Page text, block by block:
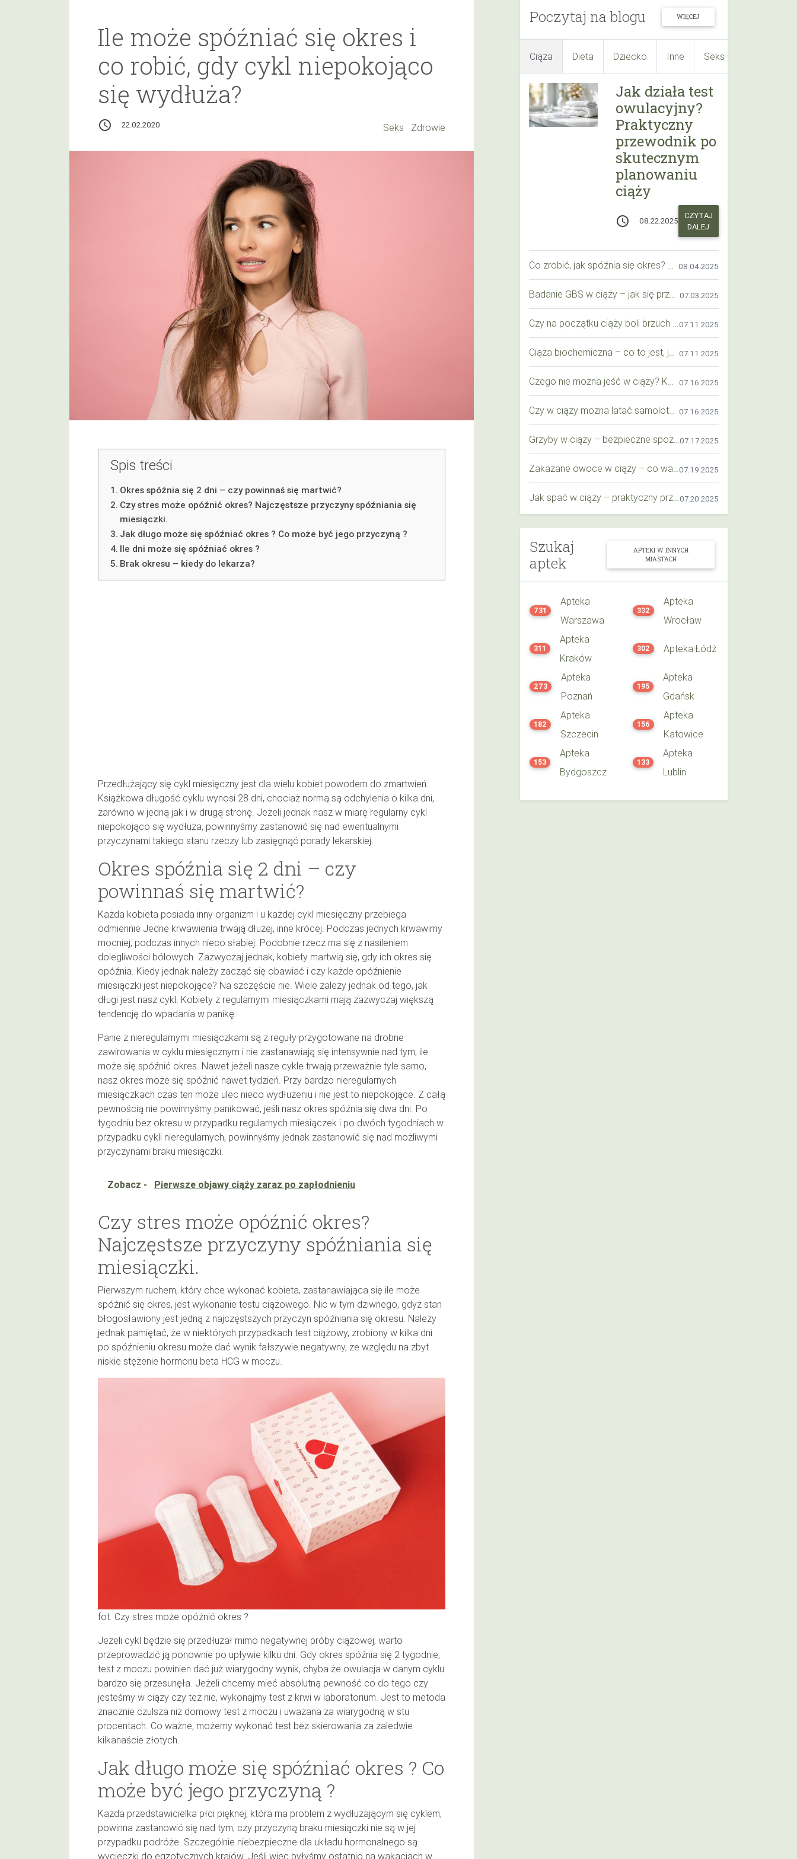
Poczytaj na blogu WIĘCEJ
Ciąża Dieta Dziecko Inne Seks
Jak działa test
owulacyjny?
Praktyczny
przewodnik po
skutecznym
planowaniu
ciąży
access_time 08.22.2025
CZYTAJ
DALEJ
08.04.2025
07.03.2025
07.11.2025
07.11.2025
07.16.2025
07.16.2025
07.17.2025
07.19.2025
07.20.2025
Szukaj
aptek
APTEKI W INNYCH
MIASTACH
731
Apteka
Warszawa
332
Apteka
Wrocław
311
Apteka
Kraków
302 Apteka Łódź
273
Apteka
Poznań
195
Apteka
Gdańsk
182
Apteka
Szczecin
156
Apteka
Katowice
153
Apteka
Bydgoszcz
133
Apteka
Lublin
Ile może spóźniać się okres i
co robić, gdy cykl niepokojąco
się wydłuża?
access_time 22.02.2020 Seks Zdrowie
Spis treści
Okres spóźnia się 2 dni – czy powinnaś się martwić?
Czy stres może opóźnić okres? Najczęstsze przyczyny spóźniania się
miesiączki.
Jak długo może się spóźniać okres ? Co może być jego przyczyną ?
Ile dni może się spóźniać okres ?
Brak okresu – kiedy do lekarza?
Przedłużający się cykl miesięczny jest dla wielu kobiet powodem do zmartwień.
Książkowa długość cyklu wynosi 28 dni, chociaż normą są odchylenia o kilka dni,
zarówno w jedną jak i w drugą stronę. Jeżeli jednak nasz w miarę regularny cykl
niepokojąco się wydłuża, powinnyśmy zastanowić się nad ewentualnymi
przyczynami takiego stanu rzeczy lub zasięgnąć porady lekarskiej.
Okres spóźnia się 2 dni – czy
powinnaś się martwić?
Każda kobieta posiada inny organizm i u każdej cykl miesięczny przebiega
odmiennie Jedne krwawienia trwają dłużej, inne krócej. Podczas jednych krwawimy
mocniej, podczas innych nieco słabiej. Podobnie rzecz ma się z nasileniem
dolegliwości bólowych. Zazwyczaj jednak, kobiety martwią się, gdy ich okres się
opóźnia. Kiedy jednak należy zacząć się obawiać i czy każde opóźnienie
miesiączki jest niepokojące? Na szczęście nie. Wiele zależy jednak od tego, jak
długi jest nasz cykl. Kobiety z regularnymi miesiączkami mają zazwyczaj większą
tendencję do wpadania w panikę.
Panie z nieregularnymi miesiączkami są z reguły przygotowane na drobne
zawirowania w cyklu miesięcznym i nie zastanawiają się intensywnie nad tym, ile
może się spóźnić okres. Nawet jeżeli nasze cykle trwają przeważnie tyle samo,
nasz okres może się spóźnić nawet tydzień. Przy bardzo nieregularnych
miesiączkach czas ten może ulec nieco wydłużeniu i nie jest to niepokojące. Z całą
pewnością nie powinnyśmy panikować, jeśli nasz okres spóźnia się dwa dni. Po
tygodniu bez okresu w przypadku regularnych miesiączek i po dwóch tygodniach w
przypadku cykli nieregularnych, powinnyśmy jednak zastanowić się nad możliwymi
przyczynami braku miesiączki.
Zobacz - Pierwsze objawy ciąży zaraz po zapłodnieniu
Czy stres może opóźnić okres?
Najczęstsze przyczyny spóźniania się
miesiączki.
Pierwszym ruchem, który chce wykonać kobieta, zastanawiająca się ile może
spóźnić się okres, jest wykonanie testu ciążowego. Nic w tym dziwnego, gdyż stan
błogosławiony jest jedną z najczęstszych przyczyn spóźniania się okresu. Należy
jednak pamiętać, że w niektórych przypadkach test ciążowy, zrobiony w kilka dni
po spóźnieniu okresu może dać wynik fałszywie negatywny, ze względu na zbyt
niskie stężenie hormonu beta HCG w moczu.
fot. Czy stres może opóźnić okres ?
Jeżeli cykl będzie się przedłużał mimo negatywnej próby ciążowej, warto
przeprowadzić ją ponownie po upływie kilku dni. Gdy okres spóźnia się 2 tygodnie,
test z moczu powinien dać już wiarygodny wynik, chyba że owulacja w danym cyklu
bardzo się przesunęła. Jeżeli chcemy mieć absolutną pewność co do tego czy
jesteśmy w ciąży czy też nie, wykonajmy test z krwi w laboratorium. Jest to metoda
znacznie czulsza niż domowy test z moczu i uważana za wiarygodną w stu
procentach. Co ważne, możemy wykonać test bez skierowania za zaledwie
kilkanaście złotych.
Jak długo może się spóźniać okres ? Co
może być jego przyczyną ?
Każda przedstawicielka płci pięknej, która ma problem z wydłużającym się cyklem,
powinna zastanowić się nad tym, czy przyczyną braku miesiączki nie są w jej
przypadku podróże. Szczególnie niebezpieczne dla układu hormonalnego są
wycieczki do egzotycznych krajów. Jeśli więc byłyśmy ostatnio na wakacjach w